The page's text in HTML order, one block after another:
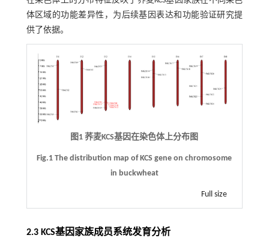
体区域的功能差异性，为后续基因表达和功能验证研究提
供了依据。
图1 荞麦KCS基因在染色体上分布图
Fig.1 The distribution map of KCS gene on chromosome
in buckwheat
Full size
2.3 KCS基因家族成员系统发育分析